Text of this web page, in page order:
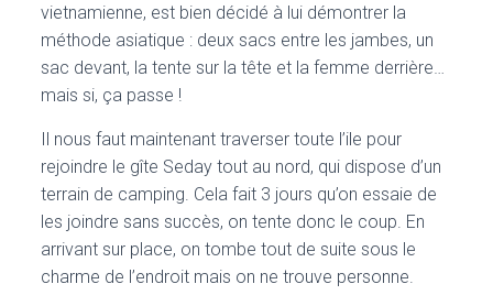
vietnamienne, est bien décidé à lui démontrer la
méthode asiatique : deux sacs entre les jambes, un
sac devant, la tente sur la tête et la femme derrière…
mais si, ça passe !
Il nous faut maintenant traverser toute l’ile pour
rejoindre le gîte Seday tout au nord, qui dispose d’un
terrain de camping. Cela fait 3 jours qu’on essaie de
les joindre sans succès, on tente donc le coup. En
arrivant sur place, on tombe tout de suite sous le
charme de l’endroit mais on ne trouve personne.